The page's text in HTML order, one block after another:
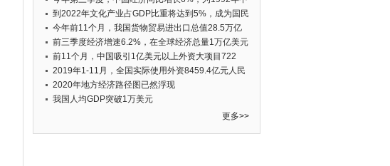
国有季度数据以来的新低
到2022年文化产业占GDP比重将达到5%，成为国民
经济支柱产业
今年前11个月，我国货物贸易进出口总值28.5万亿
元人民币，比去年同期增长2.4%
前三季度经济增速6.2%，在全球经济总量1万亿美元
以上的经济体中增速最快
前11个月，中国吸引1亿美元以上外资大项目722
个，增长15.5%
2019年1-11月，全国实际使用外资8459.4亿元人民
币，同比增长6.0%
2020年地方经济路径图已然浮现
我国人均GDP突破1万美元
更多>>